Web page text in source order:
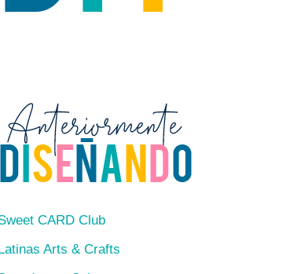
CARD Club
Arts & Crafts